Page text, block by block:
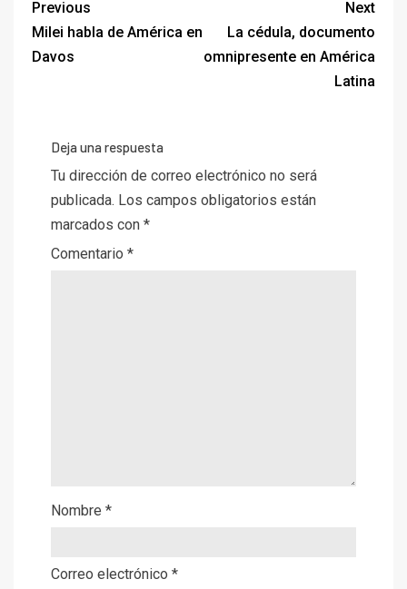
Previous
Milei habla de América en
Davos
Next
La cédula, documento
omnipresente en América
Latina
Deja una respuesta
Tu dirección de correo electrónico no será
publicada. Los campos obligatorios están
marcados con *
Comentario *
Nombre *
Correo electrónico *